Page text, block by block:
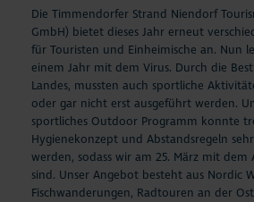
Die Timmendorfer Strand Niendorf
GmbH) bietet dieses Jahr erneut
für Touristen und Einheimische an. Nun
einem Jahr mit dem Virus. Durch die
Landes, mussten auch sportliche
oder gar nicht erst ausgeführt werden.
sportliches Outdoor Programm konnte
Hygienekonzept und Abstandsregeln
werden, sodass wir am 25. März mit
sind. Unser Angebot besteht aus Nordic
Fischwanderungen, Radtouren an der